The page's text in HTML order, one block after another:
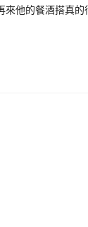
來他的餐酒搭真